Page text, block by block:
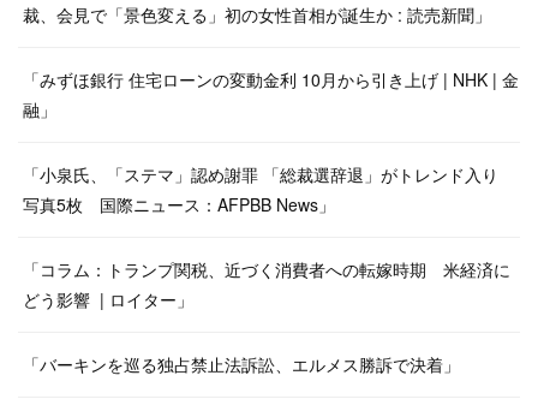
裁、会見で「景色変える」初の女性首相が誕生か : 読売新聞」
「みずほ銀行 住宅ローンの変動金利 10月から引き上げ | NHK | 金
融」
「小泉氏、「ステマ」認め謝罪 「総裁選辞退」がトレンド入り
写真5枚 国際ニュース：AFPBB News」
「コラム：トランプ関税、近づく消費者への転嫁時期 米経済に
どう影響 | ロイター」
「バーキンを巡る独占禁止法訴訟、エルメス勝訴で決着」